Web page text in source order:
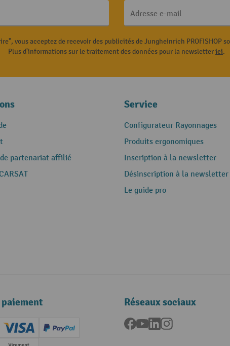
Adresse e-mail
vous acceptez de recevoir des publicités de Jungheinrich PROFISHOP
Plus d'informations sur le traitement des données pour la newsletterici.
partenariat affilié
Service
Configurateur Rayonnages
Produits ergonomiques
Inscription à la newsletter
Désinscription à la newsletter
Le guide pro
paiement
(Master)
Creditcard (Visa)
PayPal
Réseaux sociaux
Facebook
YouTubeLinkedInInstagram